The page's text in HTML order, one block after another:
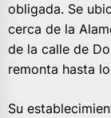
obligada. Se
cerca de la
de la calle de
remonta hasta
Su